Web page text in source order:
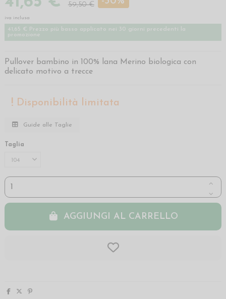
59,50 €
iva inclusa
41,65 € Prezzo più basso applicato nei 30 giorni precedenti la
promozione
Pullover bambino in 100% lana Merino biologica con
delicato motivo a trecce
Disponibilità limitata
Guide alle Taglie
Taglia
AGGIUNGI AL CARRELLO